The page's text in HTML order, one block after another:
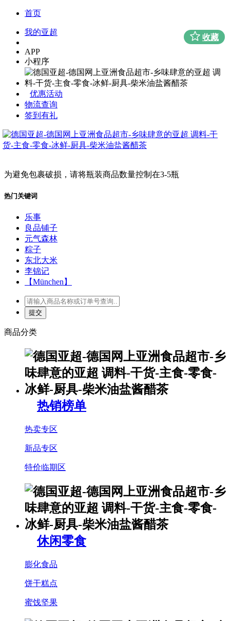
首页
我的亚超
APP
小程序
优惠活动
物流查询
签到有礼
为避免包裹破损，请将瓶装商品数量控制在3-5瓶
热门关键词
乐事
良品铺子
元气森林
粽子
东北大米
李锦记
【München】
商品分类
热销榜单
热卖专区
新品专区
特价临期区
休闲零食
膨化食品
饼干糕点
蜜饯坚果
收藏